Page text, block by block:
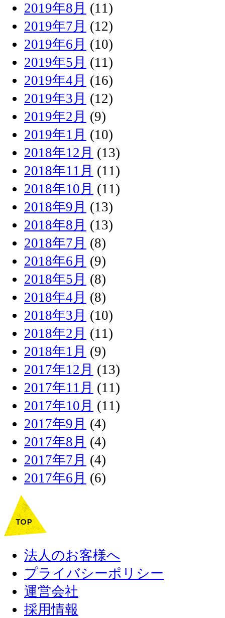
2019年8月 (11)
2019年7月 (12)
2019年6月 (10)
2019年5月 (11)
2019年4月 (16)
2019年3月 (12)
2019年2月 (9)
2019年1月 (10)
2018年12月 (13)
2018年11月 (11)
2018年10月 (11)
2018年9月 (13)
2018年8月 (13)
2018年7月 (8)
2018年6月 (9)
2018年5月 (8)
2018年4月 (8)
2018年3月 (10)
2018年2月 (11)
2018年1月 (9)
2017年12月 (13)
2017年11月 (11)
2017年10月 (11)
2017年9月 (4)
2017年8月 (4)
2017年7月 (4)
2017年6月 (6)
法人のお客様へ
プライバシーポリシー
運営会社
採用情報